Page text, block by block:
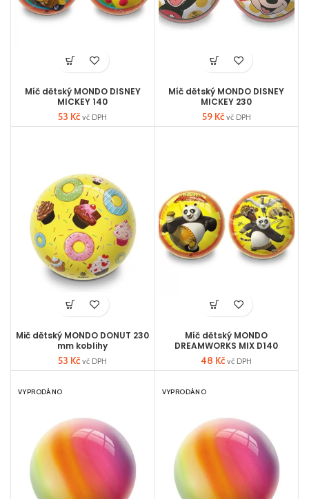
Míč dětský MONDO DISNEY
MICKEY 140
53 Kč vč DPH
Míč dětský MONDO DISNEY
MICKEY 230
59 Kč vč DPH
Mič dětský MONDO DONUT 230
mm koblihy
53 Kč vč DPH
Míč dětský MONDO
DREAMWORKS MIX D140
48 Kč vč DPH
VYPRODÁNO VYPRODÁNO